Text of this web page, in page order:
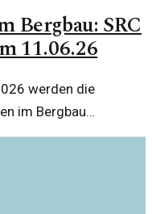
Bergbau: SRC
11.06.26
werden die
im Bergbau
bietet dieser